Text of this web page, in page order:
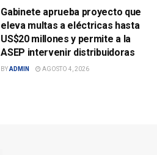
Gabinete aprueba proyecto que
eleva multas a eléctricas hasta
US$20 millones y permite a la
ASEP intervenir distribuidoras
BYADMIN AGOSTO 4, 2026